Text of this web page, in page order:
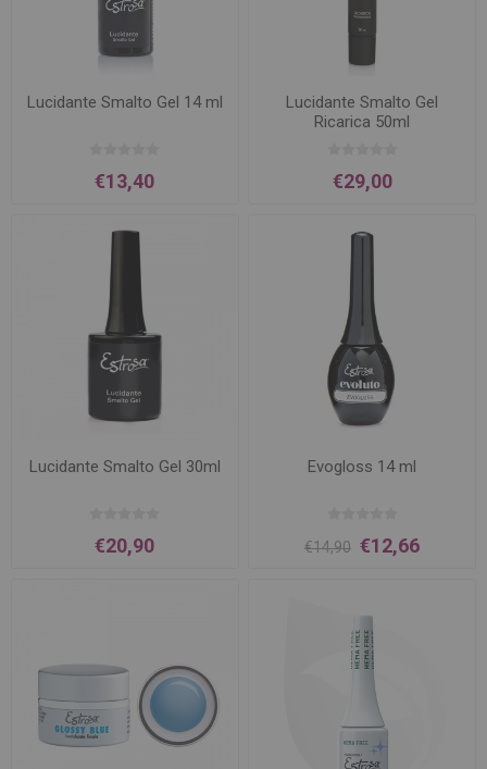
Lucidante Smalto Gel 14 ml
€13,40
Lucidante Smalto Gel
Ricarica 50ml
€29,00
Lucidante Smalto Gel 30ml
€20,90
Evogloss 14 ml
€14,90 €12,66